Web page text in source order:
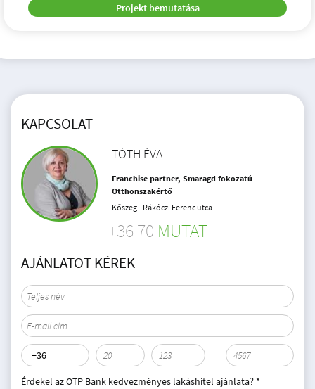
Projekt bemutatása
KAPCSOLAT
TÓTH ÉVA
Franchise partner, Smaragd fokozatú
Otthonszakértő
Kőszeg - Rákóczi Ferenc utca
+36 70 MUTAT
AJÁNLATOT KÉREK
Érdekel az OTP Bank kedvezményes lakáshitel ajánlata? *